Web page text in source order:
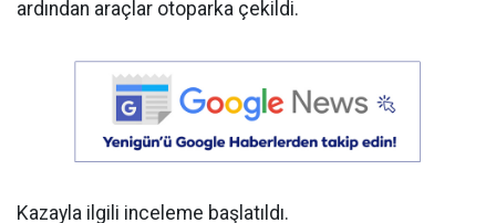
ardından araçlar otoparka çekildi.
Kazayla ilgili inceleme başlatıldı.